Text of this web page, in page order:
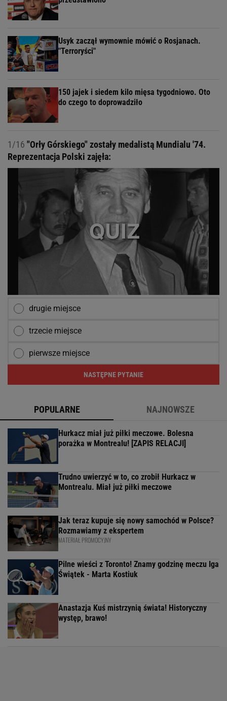
Usyk zaczął wymownie mówić o Rosjanach.
"Terroryści"
150 jajek i siedem kilo mięsa tygodniowo. Oto
do czego to doprowadziło
1/16 "Orły Górskiego" zostały medalistą Mundialu '74.
Reprezentacja Polski zajęła:
drugie miejsce
trzecie miejsce
pierwsze miejsce
NASTĘPNE PYTANIE
POPULARNE NAJNOWSZE
Hurkacz miał już piłki meczowe. Bolesna
porażka w Montrealu! [ZAPIS RELACJI]
Trudno uwierzyć w to, co zrobił Hurkacz w
Montrealu. Miał już piłki meczowe
Jak teraz kupuje się nowy samochód w Polsce?
Rozmawiamy z ekspertem
MATERIAŁ PROMOCYJNY
Pilne wieści z Toronto! Znamy godzinę meczu Iga
Świątek - Marta Kostiuk
Anastazja Kuś mistrzynią świata! Historyczny
występ, brawo!